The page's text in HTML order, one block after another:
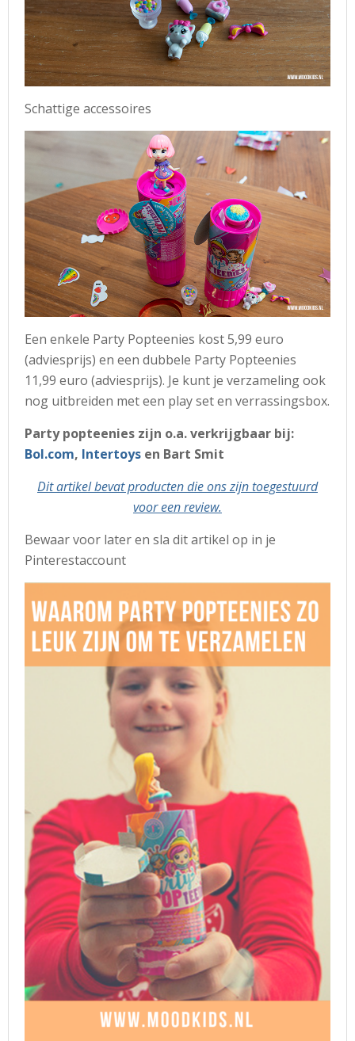
Schattige accessoires
Een enkele Party Popteenies kost 5,99 euro
(adviesprijs) en een dubbele Party Popteenies
11,99 euro (adviesprijs). Je kunt je verzameling ook
nog uitbreiden met een play set en verrassingsbox.
Party popteenies zijn o.a. verkrijgbaar bij:
Bol.com, Intertoys en Bart Smit
Dit artikel bevat producten die ons zijn toegestuurd
voor een review.
Bewaar voor later en sla dit artikel op in je
Pinterestaccount